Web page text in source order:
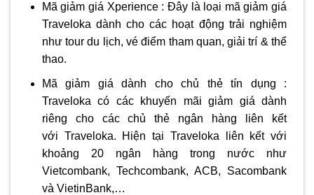
Mã giảm giá Xperience : Đây là loại mã giảm giá
Traveloka dành cho các hoạt động trải nghiệm
như tour du lịch, vé điểm tham quan, giải trí & thể
thao.
Mã giảm giá dành cho chủ thẻ tín dụng :
Traveloka có các khuyến mãi giảm giá dành
riêng cho các chủ thẻ ngân hàng liên kết
với Traveloka. Hiện tại Traveloka liên kết với
khoảng 20 ngân hàng trong nước như
Vietcombank, Techcombank, ACB, Sacombank
và VietinBank,…